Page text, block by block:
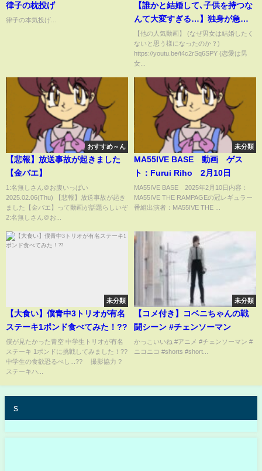
律子の枕投げ
律子の本気投げ...
【誰かと結婚して､子供を持つな
んて大変すぎる…】独身が急増
している本当の原因
【他の人気動画】 (なぜ男女は結婚したく
ないと思う様になったのか？)
https://youtu.be/t4c2rSq6SPY (恋愛は男
女...
おすすめ～ん
【悲報】放送事故が起きました
【金バエ】
1:名無しさん＠お腹いっぱい
2025.02.06(Thu) 【悲報】放送事故が起き
ました【金バエ】って動画が話題らしいぞ
2:名無しさん＠お...
未分類
MA55IVE BASE 動画 ゲス
ト：Furui Riho 2月10日
MA55IVE BASE 2025年2月10日内容：
MA55IVE THE RAMPAGEの冠レギュラー
番組出演者：MA55IVE THE ...
未分類
【大食い】僕青中3トリオが有名
ステーキ1ポンド食べてみた！??
僕が見たかった青空 中学生トリオが有名
ステーキ 1ポンドに挑戦してみました！??
中学生の食欲恐るべし...?? 撮影協力 ?
ステーキハ...
未分類
【コメ付き】コベニちゃんの戦
闘シーン #チェンソーマン
かっこいいね #アニメ #チェンソーマン #
ニコニコ #shorts #short...
s